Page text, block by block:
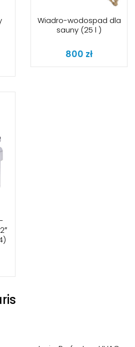
Wiadro-wodospad dla
sauny (25 l )
800 zł